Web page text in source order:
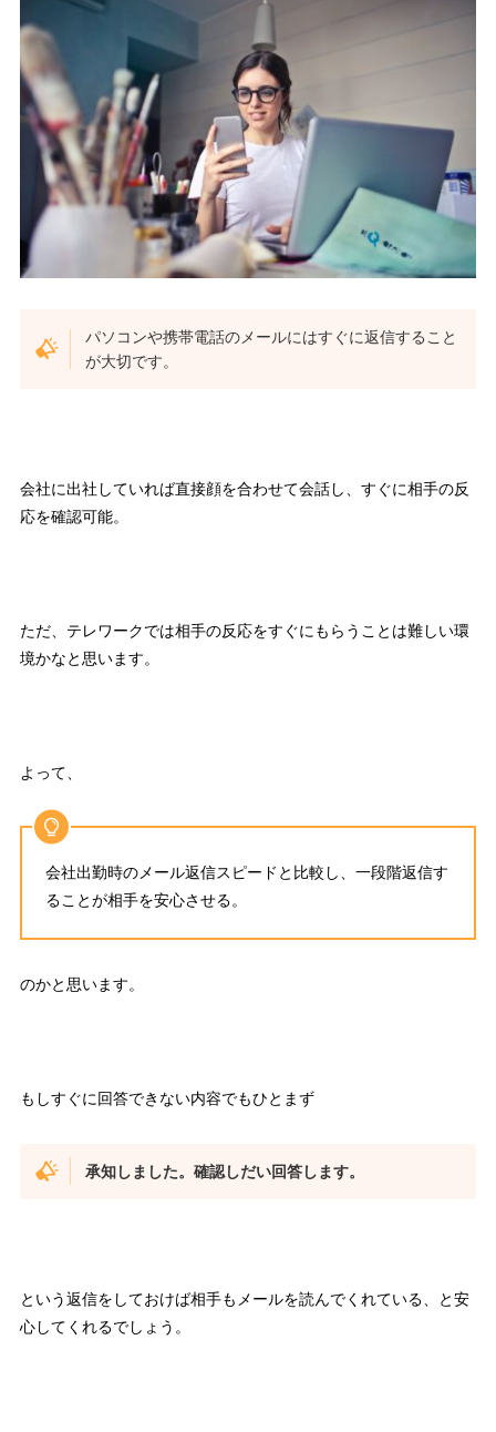
パソコンや携帯電話の メールにはすぐに返信すること
が大切です。
会社に出社していれば直接顔を合わせて会話し、すぐに相手の反
応を確認可能。
ただ、テレワークでは相手の反応をすぐにもらうことは難しい環
境かなと思います。
よって、
会社出勤時のメール返信スピードと比較し、一段階返信す
ることが相手を安心させる。
のかと思います。
もしすぐに回答できない内容でもひとまず
承知しました。確認しだい回答します。
という返信をしておけば相手もメールを読んでくれている、と安
心してくれるでしょう。